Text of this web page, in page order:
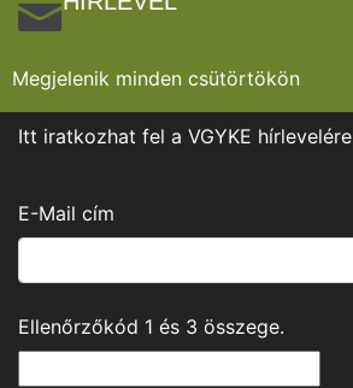
Megjelenik minden csütörtökön
Itt iratkozhat fel a VGYKE hírlevelére
E-Mail cím
Ellenőrzőkód 1 és 3 összege.